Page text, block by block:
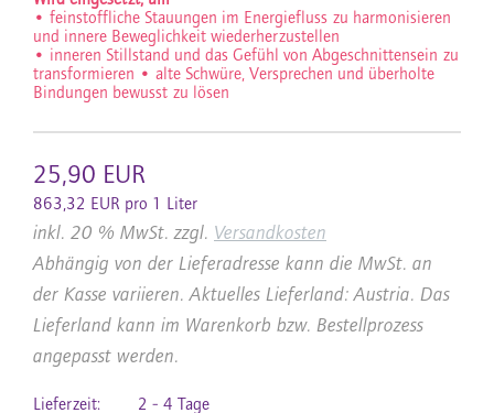
• feinstoffliche Stauungen im Energiefluss zu harmonisieren
und innere Beweglichkeit wiederherzustellen
• inneren Stillstand und das Gefühl von Abgeschnittensein zu
transformieren • alte Schwüre, Versprechen und überholte
Bindungen bewusst zu lösen
25,90 EUR
863,32 EUR pro 1 Liter
inkl. 20 % MwSt. zzgl. Versandkosten
Abhängig von der Lieferadresse kann die MwSt. an
der Kasse variieren. Aktuelles Lieferland: Austria. Das
Lieferland kann im Warenkorb bzw. Bestellprozess
angepasst werden.
Lieferzeit:
2 - 4 Tage